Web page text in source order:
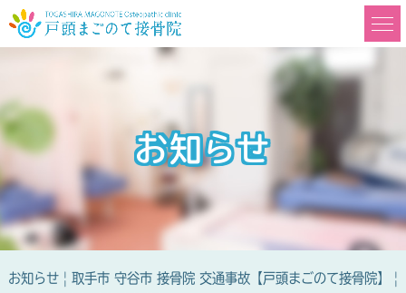
お知らせ
お知らせ | 取手市 守谷市 接骨院 交通事故【戸頭まごのて接骨院】 |